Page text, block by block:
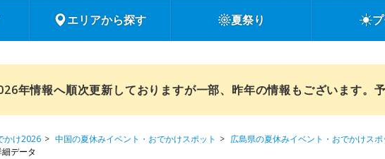
エリアから探す 夏祭り
年情報へ順次更新しておりますが一部、昨年の情報もございます。予
かけ2026 中国の夏休みイベント・おでかけスポット 広島県の夏休みイベント・おでかけスポ
データ